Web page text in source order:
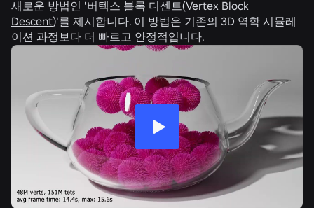
새로운 방법인 '버텍스 블록 디센트(Vertex Block
Descent)'를 제시합니다. 이 방법은 기존의 3D 역학 시뮬레
이션 과정보다 더 빠르고 안정적입니다.